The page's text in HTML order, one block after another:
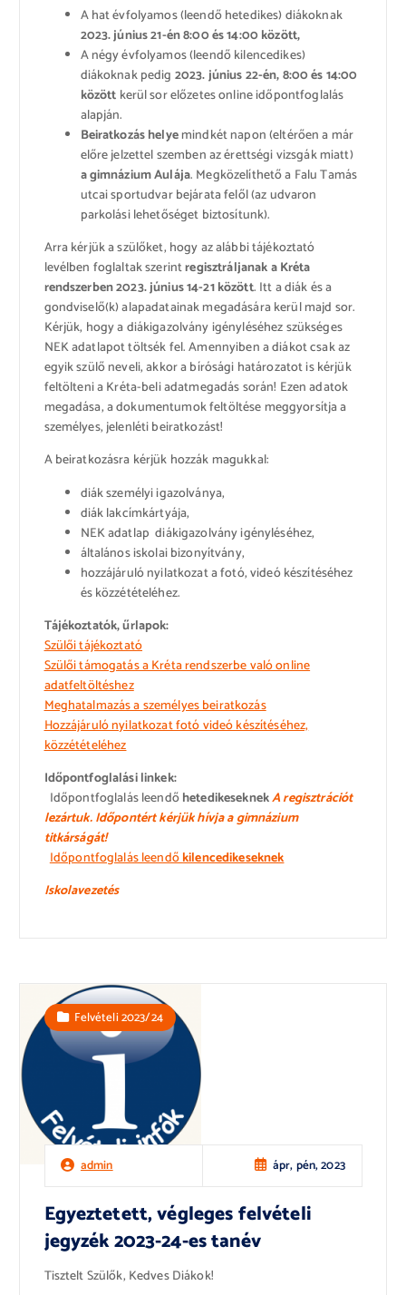
A hat évfolyamos (leendő hetedikes) diákoknak
2023. június 21-én 8:00 és 14:00 között,
A négy évfolyamos (leendő kilencedikes)
diákoknak pedig 2023. június 22-én, 8:00 és 14:00
között kerül sor előzetes online időpontfoglalás
alapján.
Beiratkozás helyemindkét napon (eltérően a már
előre jelzettel szemben az érettségi vizsgák miatt)
a gimnázium Aulája. Megközelíthető a Falu Tamás
utcai sportudvar bejárata felől (az udvaron
parkolási lehetőséget biztosítunk).
Arra kérjük a szülőket, hogy az alábbi tájékoztató
levélben foglaltak szerintregisztráljanak a Kréta
rendszerben 2023. június 14-21 között. Itt a diák és a
gondviselő(k) alapadatainak megadására kerül majd sor.
Kérjük, hogy a diákigazolvány igényléséhez szükséges
NEK adatlapot töltsék fel. Amennyiben a diákot csak az
egyik szülő neveli, akkor a bírósági határozatot is kérjük
feltölteni a Kréta-beli adatmegadás során! Ezen adatok
megadása, a dokumentumok feltöltése meggyorsítja a
személyes, jelenléti beiratkozást!
A beiratkozásra kérjük hozzák magukkal:
diák személyi igazolványa,
diák lakcímkártyája,
NEK adatlap diákigazolvány igényléséhez,
általános iskolai bizonyítvány,
hozzájáruló nyilatkozat a fotó, videó készítéséhez
és közzétételéhez.
Tájékoztatók, űrlapok:
Szülői tájékoztató
Szülői támogatás a Kréta rendszerbe való online
adatfeltöltéshez
Meghatalmazás a személyes beiratkozás
Hozzájáruló nyilatkozat fotó videó készítéséhez,
közzétételéhez
Időpontfoglalási linkek:
Időpontfoglalás leendőhetedikeseknekA regisztrációt
lezártuk. Időpontért kérjük hívja a gimnázium
titkárságát!
Időpontfoglalás leendőkilencedikeseknek
Iskolavezetés
admin ápr, pén, 2023
Felvételi 2023/24
Egyeztetett, végleges felvételi
jegyzék 2023-24-es tanév
Tisztelt Szülők, Kedves Diákok!